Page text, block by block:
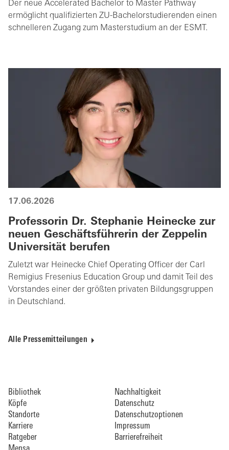
Der neue Accelerated Bachelor to Master Pathway
ermöglicht qualifizierten ZU-Bachelorstudierenden einen
schnelleren Zugang zum Masterstudium an der ESMT.
17.06.2026
Professorin Dr. Stephanie Heinecke zur
neuen Geschäftsführerin der Zeppelin
Universität berufen
Zuletzt war Heinecke Chief Operating Officer der Carl
Remigius Fresenius Education Group und damit Teil des
Vorstandes einer der größten privaten Bildungsgruppen
in Deutschland.
Alle Pressemitteilungen
Bibliothek
Köpfe
Standorte
Karriere
Ratgeber
Nachhaltigkeit
Datenschutz
Datenschutzoptionen
Impressum
Barrierefreiheit